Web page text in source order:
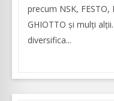
precum NSK, FESTO,
GHIOTTO și mulți
diversifica...